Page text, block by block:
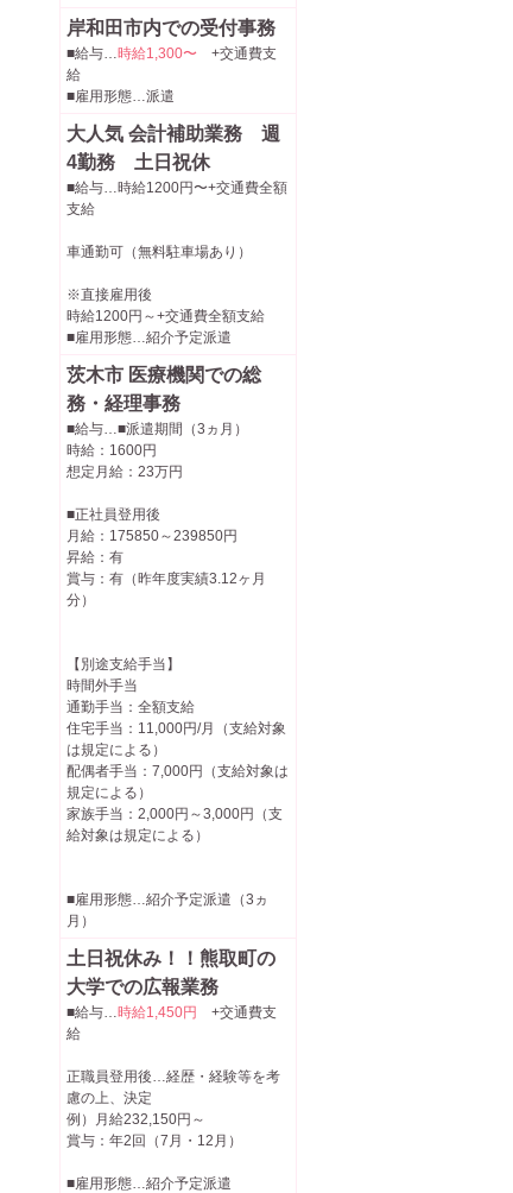
岸和田市内での受付事務
■給与…時給1,300〜 +交通費支
給
■雇用形態…派遣
大人気 会計補助業務 週
4勤務 土日祝休
■給与…時給1200円〜+交通費全額
支給
車通勤可（無料駐車場あり）
※直接雇用後
時給1200円～+交通費全額支給
■雇用形態…紹介予定派遣
茨木市 医療機関での総
務・経理事務
■給与…■派遣期間（3ヵ月）
時給：1600円
想定月給：23万円
■正社員登用後
月給：175850～239850円
昇給：有
賞与：有（昨年度実績3.12ヶ月
分）
【別途支給手当】
時間外手当
通勤手当：全額支給
住宅手当：11,000円/月（支給対象
は規定による）
配偶者手当：7,000円（支給対象は
規定による）
家族手当：2,000円～3,000円（支
給対象は規定による）
■雇用形態…紹介予定派遣（3ヵ
月）
土日祝休み！！熊取町の
大学での広報業務
■給与…時給1,450円
+交通費支
給
正職員登用後…経歴・経験等を考
慮の上、決定
例）月給232,150円～
賞与：年2回（7月・12月）
■雇用形態…紹介予定派遣